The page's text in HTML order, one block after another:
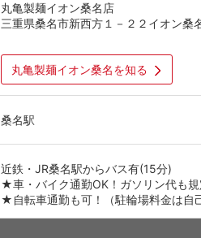
丸亀製麺イオン桑名店
三重県桑名市新西方１－２２イオン桑
丸亀製麺イオン桑名を知る
桑名駅
近鉄・JR桑名駅からバス有(15分)
★車・バイク通勤OK！ガソリン代も規
★自転車通勤も可！（駐輪場料金は自